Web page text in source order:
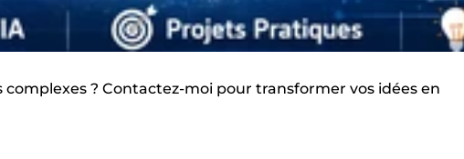
? Contactez-moi pour transformer vos idées en